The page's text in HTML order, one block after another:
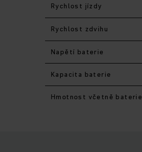
Rychlost jízdy
Rychlost zdvihu
Napětí baterie
Kapacita baterie
Hmotnost včetně baterie